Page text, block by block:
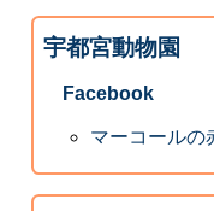
宇都宮動物園
Facebook
マーコールの